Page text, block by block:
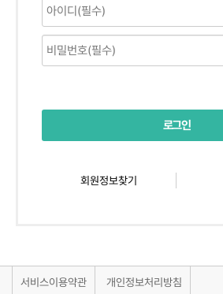
회원정보찾기
서비스이용약관 개인정보처리방침